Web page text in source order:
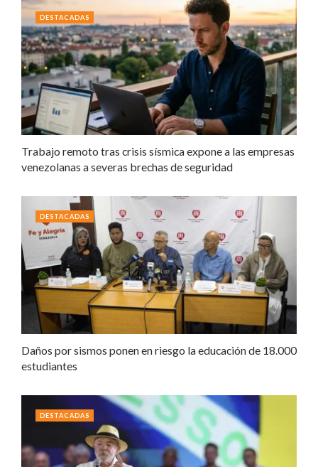
Trabajo remoto tras crisis sísmica expone a las empresas
venezolanas a severas brechas de seguridad
DESTACADAS
Daños por sismos ponen en riesgo la educación de 18.000
estudiantes
DESTACADAS
DESTACADAS